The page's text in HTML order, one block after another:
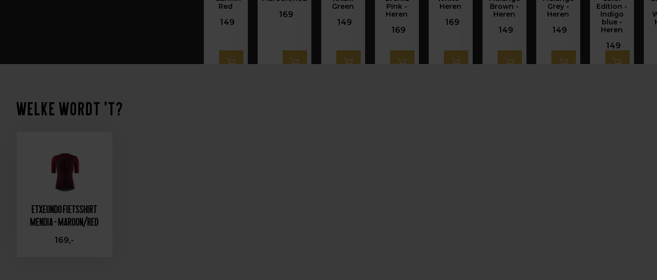
Red
149
169
Green
149
Pink -
Heren
169
Heren
169
Brown -
Heren
149
Grey -
Heren
149
Edition -
Indigo
blue -
Heren
149
Welke wordt 't?
Etxeondo Fietsshirt
Mendia - Maroon/Red
169,-